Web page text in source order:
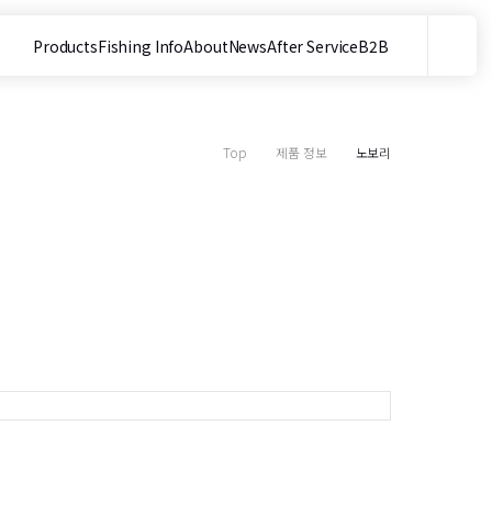
ProductsFishing InfoAboutNewsAfter ServiceB2B
이트 내 검색
Top 제품 정보 노보리